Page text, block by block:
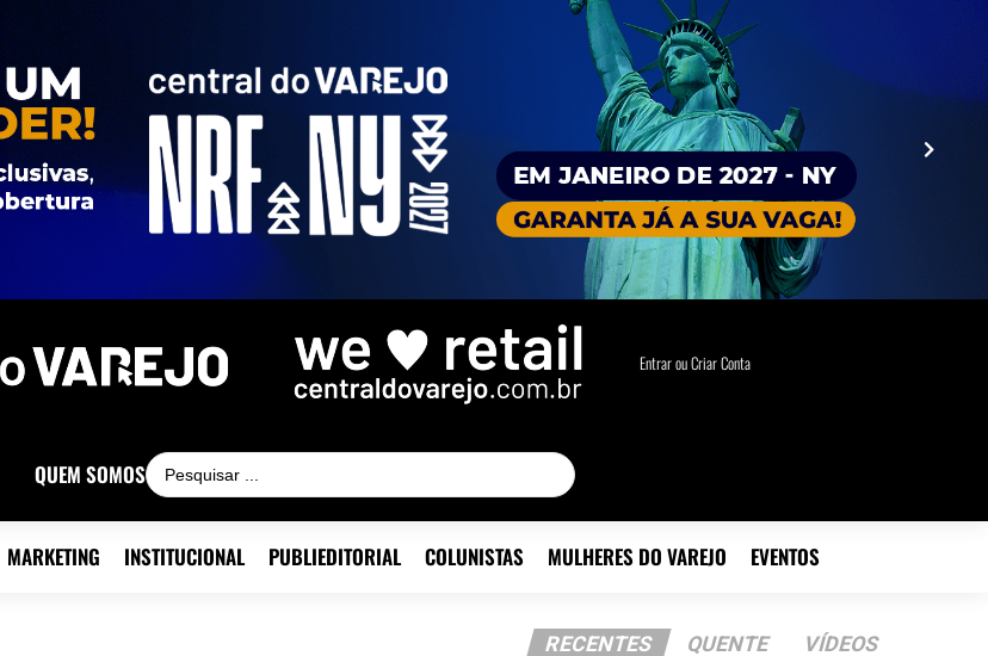
Entrar ou Criar Conta
QUEM SOMOS
MARKETING INSTITUCIONAL PUBLIEDITORIAL COLUNISTAS MULHERES DO VAREJO EVENTOS
RECENTES QUENTE VÍDEOS